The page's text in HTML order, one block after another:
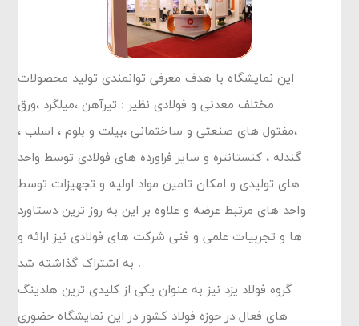
این نمایشگاه با هدف معرفی توانمندی تولید محصولات
مختلف معدنی و فولادی نظیر : تیرآهن ،میلگرد ،ورق
،مفتول های صنعتی و ساختمانی ،بیلت و بلوم ، اسلب ،
گندله ، کنستانتره و سایر فراورده های فولادی توسط واحد
های تولیدی و امکان تامین مواد اولیه و تجهیزات توسط
واحد های مرتبط عرضه و علاوه بر این به روز ترین دستاورد
ها و تجربیات علمی و فنی شرکت های فولادی نیز ارائه و
به اشتراک گذاشته شد .
گروه فولاد یزد نیز به عنوان یکی از کلیدی ترین هلدینگ
های فعال در حوزه فولاد کشور در این نمایشگاه حضوری